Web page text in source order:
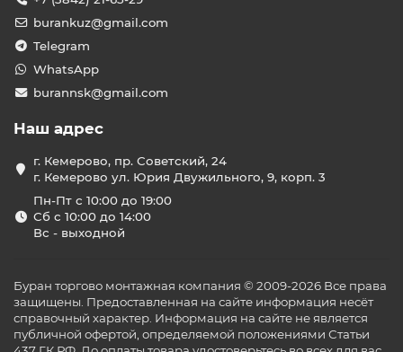
burankuz@gmail.com
Telegram
WhatsApp
burannsk@gmail.com
Наш адрес
г. Кемерово, пр. Советский, 24
г. Кемерово ул. Юрия Двужильного, 9, корп. 3
Пн-Пт с 10:00 до 19:00
Сб с 10:00 до 14:00
Вс - выходной
Буран торгово монтажная компания © 2009-2026 Все права
защищены. Предоставленная на сайте информация несёт
справочный характер. Информация на сайте не является
публичной офертой, определяемой положениями Статьи